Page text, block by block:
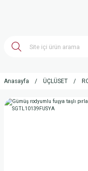
Anasayfa ÜÇLÜSET